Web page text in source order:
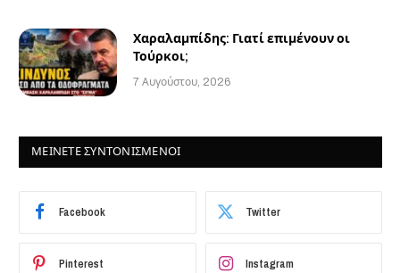
Χαραλαμπίδης: Γιατί επιμένουν οι
Τούρκοι;
7 Αυγούστου, 2026
ΜΕΙΝΕΤΕ ΣΥΝΤΟΝΙΣΜΕΝΟΙ
Facebook Twitter
Pinterest Instagram